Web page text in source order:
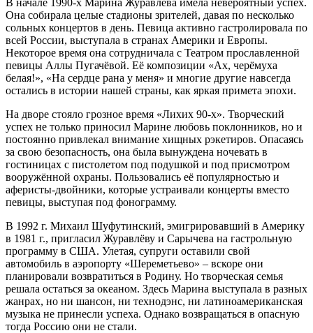
Она собирала целые стадионы зрителей, давая по несколько
сольных концертов в день. Певица активно гастролировала по
всей России, выступала в странах Америки и Европы.
Некоторое время она сотрудничала с Театром прославленной
певицы Аллы Пугачёвой. Её композиции «Ах, черёмуха
белая!», «На сердце рана у меня» и многие другие навсегда
остались в истории нашей страны, как яркая примета эпохи.
На дворе стояло грозное время «Лихих 90-х». Творческий
успех не только приносил Марине любовь поклонников, но и
постоянно привлекал внимание хищных рэкетиров. Опасаясь
за свою безопасность, она была вынуждена ночевать в
гостиницах с пистолетом под подушкой и под присмотром
вооружённой охраны. Пользовались её популярностью и
аферисты-двойники, которые устраивали концерты вместо
певицы, выступая под фонограмму.
В 1992 г. Михаил Шуфутинский, эмигрировавший в Америку
в 1981 г., пригласил Журавлёву и Сарычева на гастрольную
программу в США. Улетая, супруги оставили свой
автомобиль в аэропорту «Шереметьево» – вскоре они
планировали возвратиться в Родину. Но творческая семья
решала остаться за океаном. Здесь Марина выступала в разных
жанрах, но ни шансон, ни технодэнс, ни латиноамериканская
музыка не принесли успеха. Однако возвращаться в опасную
тогда Россию они не стали.